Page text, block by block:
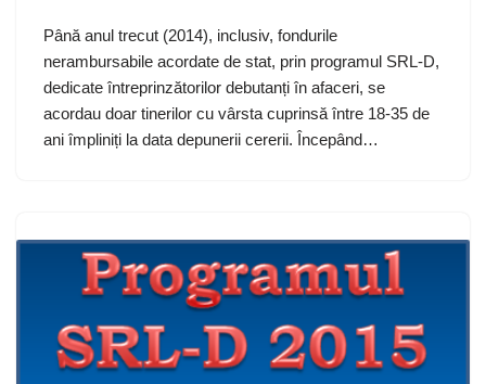
Până anul trecut (2014), inclusiv, fondurile
nerambursabile acordate de stat, prin programul SRL-D,
dedicate întreprinzătorilor debutanți în afaceri, se
acordau doar tinerilor cu vârsta cuprinsă între 18-35 de
ani împliniți la data depunerii cererii. Începând…